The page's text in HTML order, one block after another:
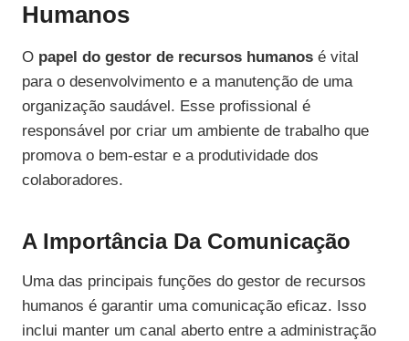
Humanos
O papel do gestor de recursos humanos é vital
para o desenvolvimento e a manutenção de uma
organização saudável. Esse profissional é
responsável por criar um ambiente de trabalho que
promova o bem-estar e a produtividade dos
colaboradores.
A Importância Da Comunicação
Uma das principais funções do gestor de recursos
humanos é garantir uma comunicação eficaz. Isso
inclui manter um canal aberto entre a administração